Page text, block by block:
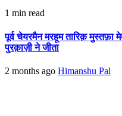
1 min read
पूर्व चेयरमैन मरहूम तारिक़ मुस्तफ़ा
पुरक़ाज़ी ने जीता
2 months ago Himanshu Pal